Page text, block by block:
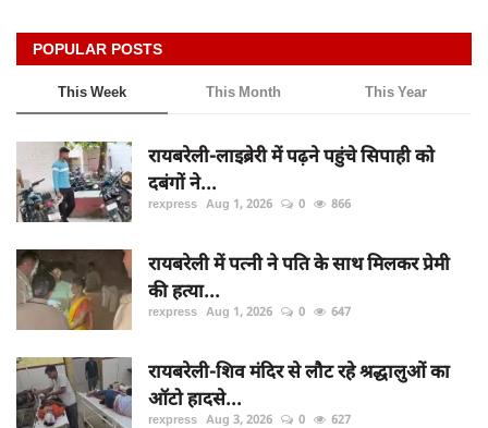
POPULAR POSTS
This Week This Month This Year
रायबरेली-लाइब्रेरी में पढ़ने पहुंचे सिपाही को
दबंगों ने...
rexpress Aug 1, 2026 0 866
रायबरेली में पत्नी ने पति के साथ मिलकर प्रेमी
की हत्या...
rexpress Aug 1, 2026 0 647
रायबरेली-शिव मंदिर से लौट रहे श्रद्धालुओं का
ऑटो हादसे...
rexpress Aug 3, 2026 0 627